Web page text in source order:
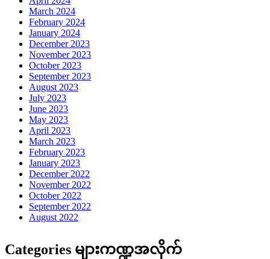
March 2024
February 2024
January 2024
December 2023
November 2023
October 2023
September 2023
August 2023
July 2023
June 2023
May 2023
April 2023
March 2023
February 2023
January 2023
December 2022
November 2022
October 2022
September 2022
August 2022
Categories များကဏ္ဍအလိုက်